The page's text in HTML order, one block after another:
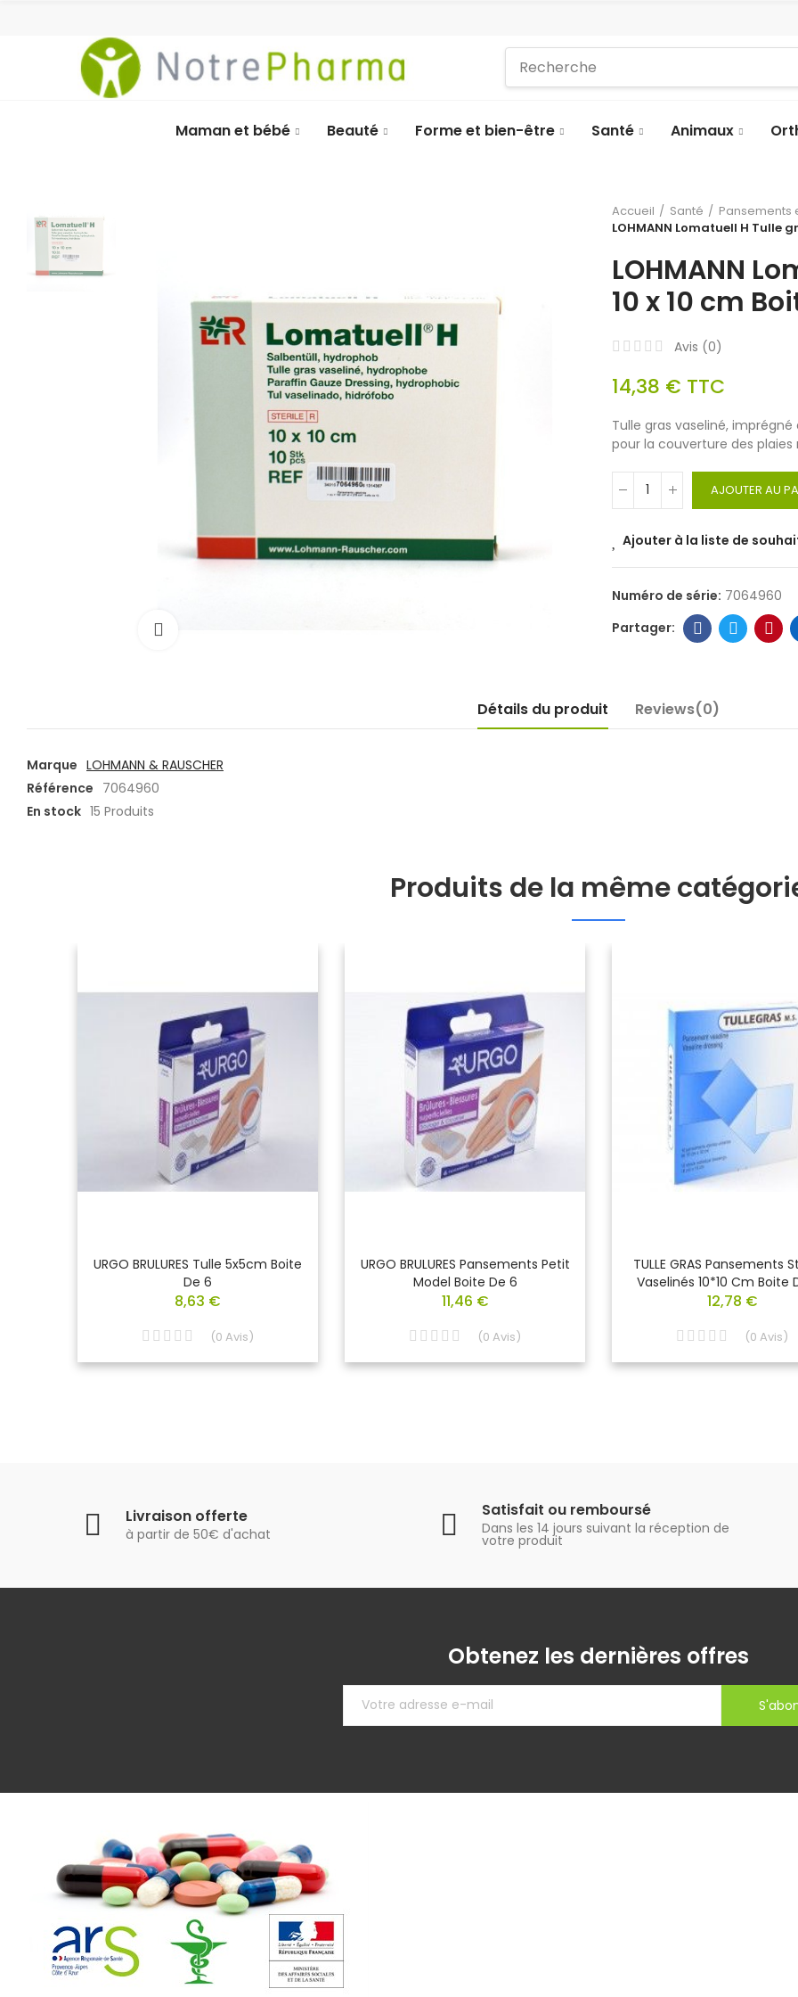
Maman et bébé Beauté Forme et bien-être Santé Animaux
Accueil Santé
Pansements
LOHMANN Lomatuell H Tulle
LOHMANN
10 x 10 cm
Avis (0)
14,38 € TTC
Tulle gras vaseliné,
pour la couverture des
AJOUTER AU
Ajouter à la liste de
Numéro de série: 7064960
Détails du produit Reviews(0)
Marque LOHMANN & RAUSCHER
Référence 7064960
En stock 15 Produits
Produits de la même
URGO BRULURES Tulle 5x5cm Boite
De 6
8,63 €
(0 Avis)
URGO BRULURES Pansements Petit
Model Boite De 6
11,46 €
(0 Avis)
TULLE GRAS Pansements
Vaselinés 10*10 Cm Boite
12,78 €
(0 Avis)
Livraison offerte
à partir de 50€ d'achat
Satisfait ou remboursé
Dans les 14 jours suivant la réception de
votre produit
Obtenez les dernières offres